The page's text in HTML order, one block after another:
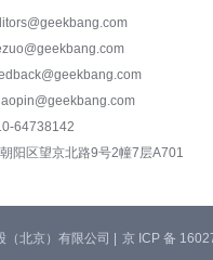
64738142
阳区望京北路9号2幢7层A701
北京）有限公司 | 京 ICP 备